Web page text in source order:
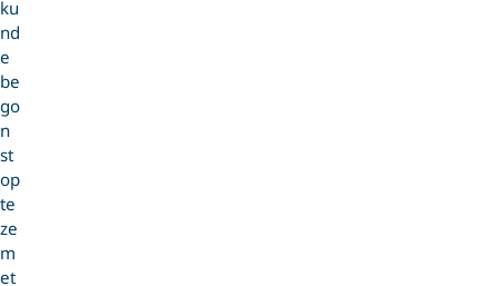
ku
nd
e
be
go
n
st
op
te
ze
m
et